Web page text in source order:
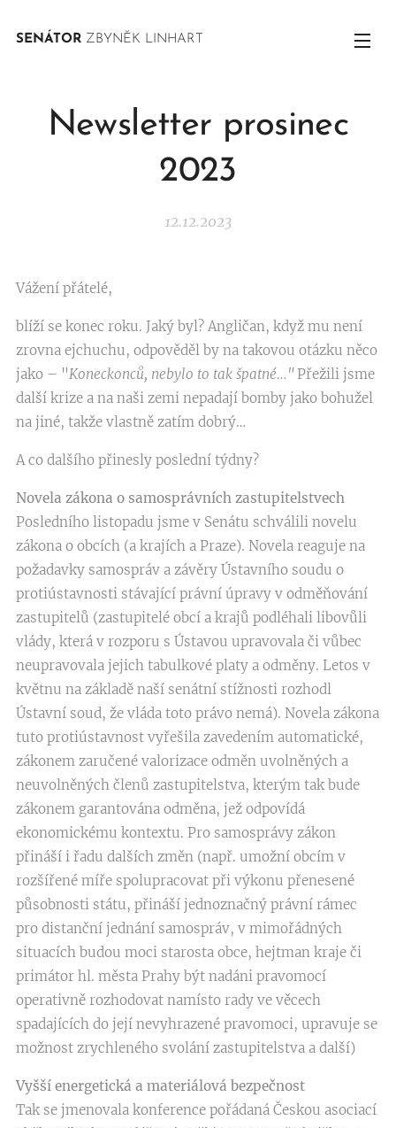
SENÁTOR ZBYNĚK LINHART
Newsletter prosinec
2023
12.12.2023
Vážení přátelé,
blíží se konec roku. Jaký byl? Angličan, když mu není
zrovna ejchuchu, odpověděl by na takovou otázku něco
jako – "Koneckonců, nebylo to tak špatné…"Přežili jsme
další krize a na naši zemi nepadají bomby jako bohužel
na jiné, takže vlastně zatím dobrý…
A co dalšího přinesly poslední týdny?
Novela zákona o samosprávních zastupitelstvech
Posledního listopadu jsme v Senátu schválili novelu
zákona o obcích (a krajích a Praze). Novela reaguje na
požadavky samospráv a závěry Ústavního soudu o
protiústavnosti stávající právní úpravy v odměňování
zastupitelů (zastupitelé obcí a krajů podléhali libovůli
vlády, která v rozporu s Ústavou upravovala či vůbec
neupravovala jejich tabulkové platy a odměny. Letos v
květnu na základě naší senátní stížnosti rozhodl
Ústavní soud, že vláda toto právo nemá). Novela zákona
tuto protiústavnost vyřešila zavedením automatické,
zákonem zaručené valorizace odměn uvolněných a
neuvolněných členů zastupitelstva, kterým tak bude
zákonem garantována odměna, jež odpovídá
ekonomickému kontextu. Pro samosprávy zákon
přináší i řadu dalších změn (např. umožní obcím v
rozšířené míře spolupracovat při výkonu přenesené
působnosti státu, přináší jednoznačný právní rámec
pro distanční jednání samospráv, v mimořádných
situacích budou moci starosta obce, hejtman kraje či
primátor hl. města Prahy být nadáni pravomocí
operativně rozhodovat namísto rady ve věcech
spadajících do její nevyhrazené pravomoci, upravuje se
možnost zrychleného svolání zastupitelstva a další)
Vyšší energetická a materiálová bezpečnost
Tak se jmenovala konference pořádaná Českou asociací